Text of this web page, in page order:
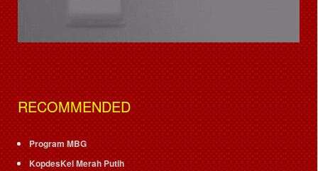
RECOMMENDED
Program MBG
KopdesKel Merah Putih